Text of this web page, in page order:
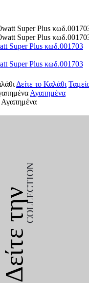
Super Plus κωδ.001703
Super Plus κωδ.001703
Δείτε το Καλάθι
Αγαπημένα
Αγαπημένα
Δείτε τηνCOLLECTION